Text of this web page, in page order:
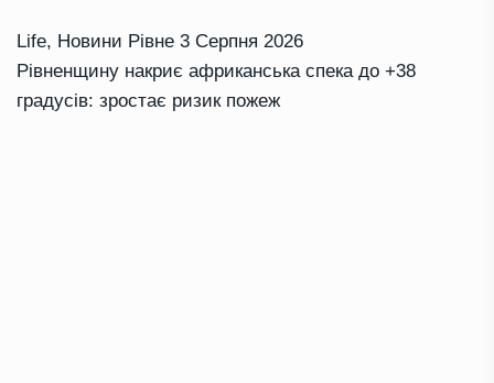
Life, Новини Рівне 3 Серпня 2026
Рівненщину накриє африканська спека до +38
градусів: зростає ризик пожеж